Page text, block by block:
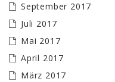
September 2017
Juli 2017
Mai 2017
April 2017
März 2017